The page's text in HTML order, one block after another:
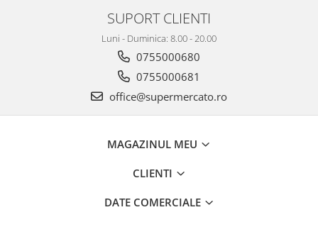
SUPORT CLIENTI
Luni - Duminica: 8.00 - 20.00
0755000680
0755000681
office@supermercato.ro
MAGAZINUL MEU
CLIENTI
DATE COMERCIALE